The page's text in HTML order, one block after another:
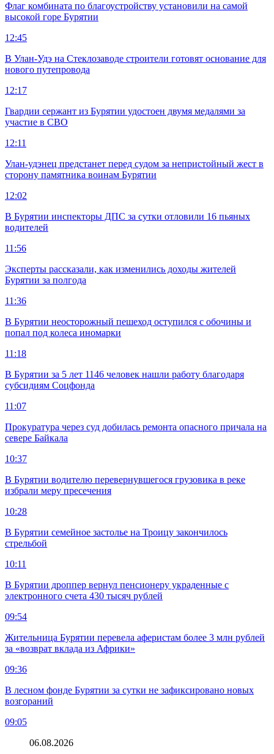
Флаг комбината по благоустройству установили на самой
высокой горе Бурятии
12:45
В Улан-Удэ на Стеклозаводе строители готовят основание для
нового путепровода
12:17
Гвардии сержант из Бурятии удостоен двумя медалями за
участие в СВО
12:11
Улан-удэнец предстанет перед судом за непристойный жест в
сторону памятника воинам Бурятии
12:02
В Бурятии инспекторы ДПС за сутки отловили 16 пьяных
водителей
11:56
Эксперты рассказали, как изменились доходы жителей
Бурятии за полгода
11:36
В Бурятии неосторожный пешеход оступился с обочины и
попал под колеса иномарки
11:18
В Бурятии за 5 лет 1146 человек нашли работу благодаря
субсидиям Соцфонда
11:07
Прокуратура через суд добилась ремонта опасного причала на
севере Байкала
10:37
В Бурятии водителю перевернувшегося грузовика в реке
избрали меру пресечения
10:28
В Бурятии семейное застолье на Троицу закончилось
стрельбой
10:11
В Бурятии дроппер вернул пенсионеру украденные с
электронного счета 430 тысяч рублей
09:54
Жительница Бурятии перевела аферистам более 3 млн рублей
за «возврат вклада из Африки»
09:36
В лесном фонде Бурятии за сутки не зафиксировано новых
возгораний
09:05
06.08.2026